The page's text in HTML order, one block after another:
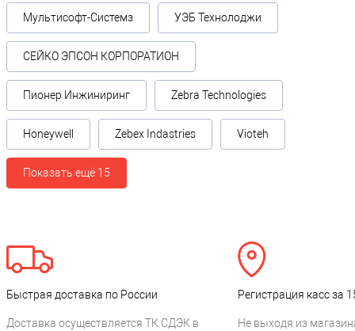
Мультисофт-Системз УЭБ Технолоджи
СЕЙКО ЭПСОН КОРПОРАТИОН
Пионер Инжиниринг Zebra Technologies
Honeywell Zebex Indastries Vioteh
Показать ещё 15
Быстрая доставка по России
Доставка осуществляется ТК СДЭК в
Регистрация касс за
Не выходя из